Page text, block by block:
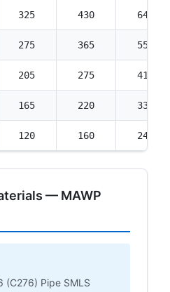
325 430 645
275 365 550
205 275 410
165 220 330
120 160 240
— MAWP
(C276) Pipe SMLS